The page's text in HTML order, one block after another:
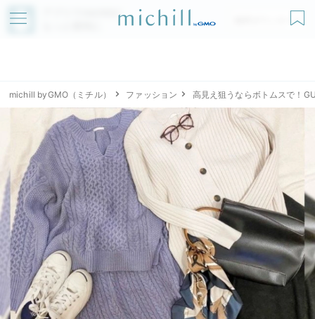
アプリでmichillが
無料ダウンロード
michill byGMO（ミチル） ファッション 高見え狙うならボトムスで！